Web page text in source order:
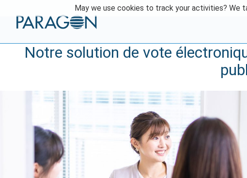
content
Notre solution de vote
May we use cookies to track your activities? We